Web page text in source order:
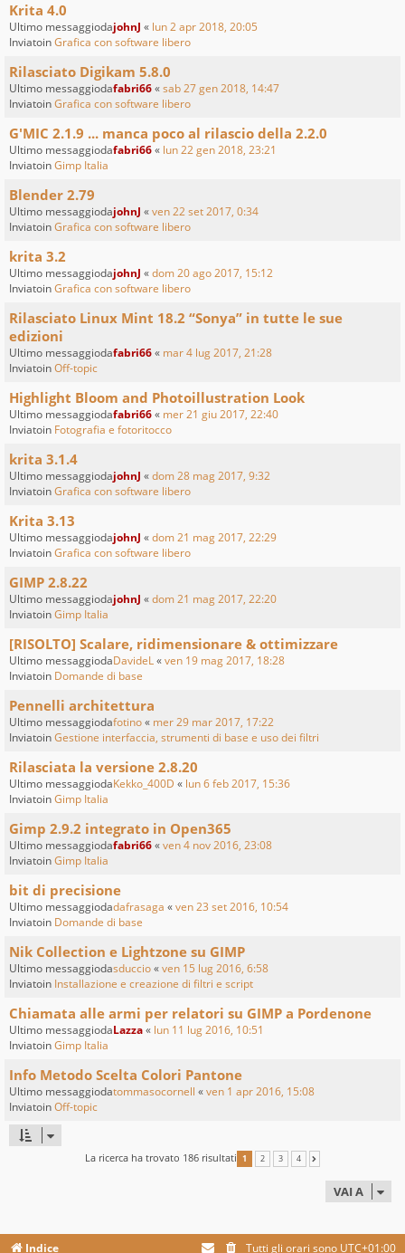
Krita 4.0
Ultimo messaggiodajohnJ « lun 2 apr 2018, 20:05
InviatoinGrafica con software libero
Rilasciato Digikam 5.8.0
Ultimo messaggiodafabri66«sab 27 gen 2018, 14:47
InviatoinGrafica con software libero
G'MIC 2.1.9 ... manca poco al rilascio della 2.2.0
Ultimo messaggiodafabri66« lun 22 gen 2018, 23:21
InviatoinGimp Italia
Blender 2.79
Ultimo messaggiodajohnJ «ven 22 set 2017, 0:34
InviatoinGrafica con software libero
krita 3.2
Ultimo messaggiodajohnJ «dom 20 ago 2017, 15:12
InviatoinGrafica con software libero
Rilasciato Linux Mint 18.2 “Sonya” in tutte le sue
edizioni
Ultimo messaggiodafabri66« mar 4 lug 2017, 21:28
InviatoinOff-topic
Highlight Bloom and Photoillustration Look
Ultimo messaggiodafabri66« mer 21 giu 2017, 22:40
Inviatoin Fotografia e fotoritocco
krita 3.1.4
Ultimo messaggiodajohnJ «dom 28 mag 2017, 9:32
InviatoinGrafica con software libero
Krita 3.13
Ultimo messaggiodajohnJ «dom 21 mag 2017, 22:29
InviatoinGrafica con software libero
GIMP 2.8.22
Ultimo messaggiodajohnJ «dom 21 mag 2017, 22:20
InviatoinGimp Italia
[RISOLTO] Scalare, ridimensionare & ottimizzare
Ultimo messaggiodaDavideL«ven 19 mag 2017, 18:28
Inviatoin Domande di base
Pennelli architettura
Ultimo messaggiodafotino« mer 29 mar 2017, 17:22
InviatoinGestione interfaccia, strumenti di base e uso dei filtri
Rilasciata la versione 2.8.20
Ultimo messaggiodaKekko_400D « lun 6 feb 2017, 15:36
InviatoinGimp Italia
Gimp 2.9.2 integrato in Open365
Ultimo messaggiodafabri66«ven 4 nov 2016, 23:08
InviatoinGimp Italia
bit di precisione
Ultimo messaggiodadafrasaga «ven 23 set 2016, 10:54
Inviatoin Domande di base
Nik Collection e Lightzone su GIMP
Ultimo messaggiodasduccio«ven 15 lug 2016, 6:58
Inviatoin Installazione e creazione di filtri e script
Chiamata alle armi per relatori su GIMP a Pordenone
Ultimo messaggiodaLazza« lun 11 lug 2016, 10:51
InviatoinGimp Italia
Info Metodo Scelta Colori Pantone
Ultimo messaggiodatommasocornell «ven 1 apr 2016, 15:08
InviatoinOff-topic
La ricerca ha trovato 186 risultati 1 2 3 4
VAI A
Indice Tutti gli orari sono UTC+01:00